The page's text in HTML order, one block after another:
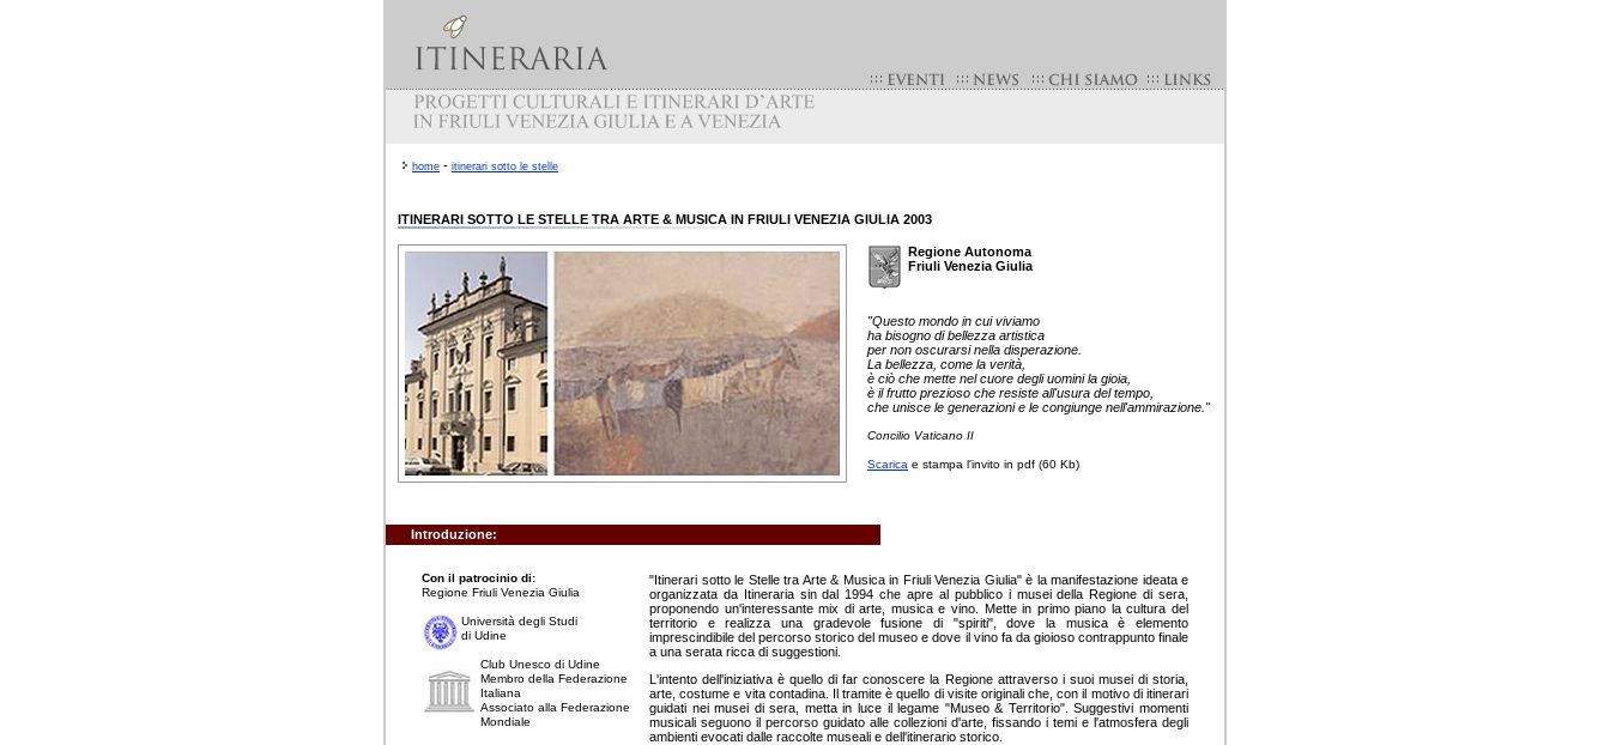
home - itinerari sotto le stelle
ITINERARI SOTTO LE STELLE TRA ARTE & MUSICA IN FRIULI VENEZIA GIULIA 2003
Regione Autonoma
Friuli Venezia Giulia
"Questo mondo in cui viviamo
ha bisogno di bellezza artistica
per non oscurarsi nella disperazione.
La bellezza, come la verità,
è ciò che mette nel cuore degli uomini la gioia,
è il frutto prezioso che resiste all'usura del tempo,
che unisce le generazioni e le congiunge nell'ammirazione."
Concilio Vaticano II
Scarica e stampa l'invito in pdf (60 Kb)
Introduzione:
Con il patrocinio di:
Regione Friuli Venezia Giulia
Università degli Studi
di Udine
Club Unesco di Udine
Membro della Federazione
Italiana
Associato alla Federazione
Mondiale
"Itinerari sotto le Stelle tra Arte & Musica in Friuli Venezia Giulia" è la manifestazione ideata e
organizzata da Itineraria sin dal 1994 che apre al pubblico i musei della Regione di sera,
proponendo un'interessante mix di arte, musica e vino. Mette in primo piano la cultura del
territorio e realizza una gradevole fusione di "spiriti", dove la musica è elemento
imprescindibile del percorso storico del museo e dove il vino fa da gioioso contrappunto finale
a una serata ricca di suggestioni.
L'intento dell'iniziativa è quello di far conoscere la Regione attraverso i suoi musei di storia,
arte, costume e vita contadina. Il tramite è quello di visite originali che, con il motivo di itinerari
guidati nei musei di sera, metta in luce il legame "Museo & Territorio". Suggestivi momenti
musicali seguono il percorso guidato alle collezioni d'arte, fissando i temi e l'atmosfera degli
ambienti evocati dalle raccolte museali e dell'itinerario storico.